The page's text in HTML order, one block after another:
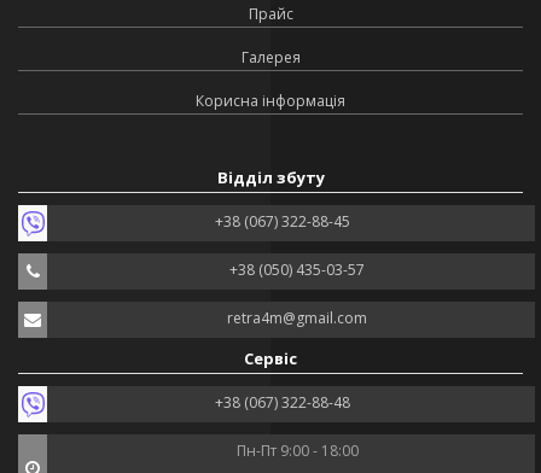
Прайс
Галерея
Корисна інформація
Відділ збуту
+38 (067) 322-88-45
+38 (050) 435-03-57
retra4m@gmail.com
Сервіс
+38 (067) 322-88-48
Пн-Пт 9:00 - 18:00